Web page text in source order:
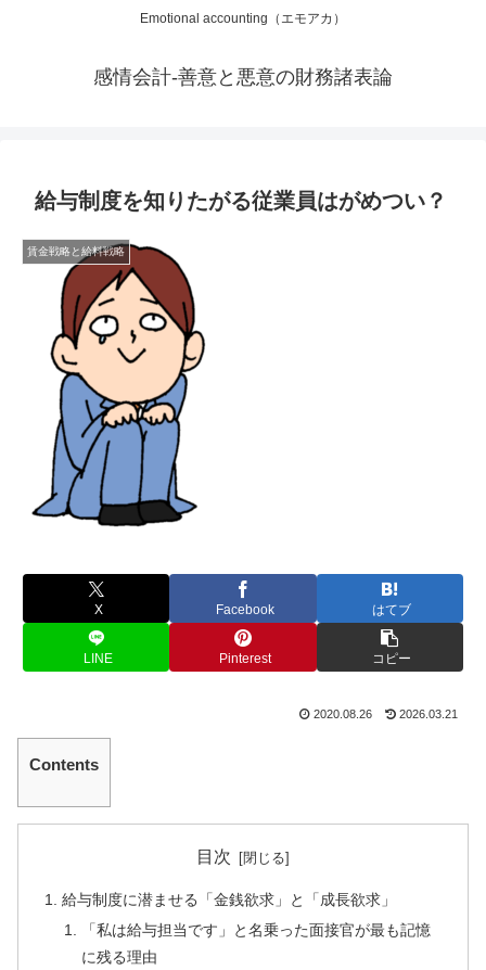
Emotional accounting（エモアカ）
感情会計-善意と悪意の財務諸表論
給与制度を知りたがる従業員はがめつい？
賃金戦略と給料戦略
X Facebook はてブ
LINE Pinterest コピー
2020.08.26 2026.03.21
Contents
目次
給与制度に潜ませる「金銭欲求」と「成長欲求」
「私は給与担当です」と名乗った面接官が最も記憶
に残る理由